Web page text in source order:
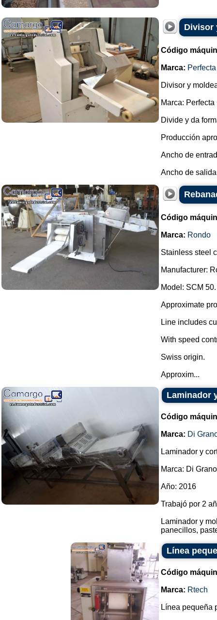
Divisor
Código
Marca: Perfecta
Divisor y
Marca:
Divide y da
Producción
Ancho de
Ancho de
Código
Marca: Rondo
Stainless steel
Manufacturer:
Model: SCM 50.
Approximate
Line includes
With speed
Swiss origin.
Approxim...
Laminador
Código
Marca: Di
Laminador y
Marca: Di
Año: 2016
Trabajó por 2
Laminador y
panecillos,
Línea
Código
Marca: Rtech
Línea pequeña